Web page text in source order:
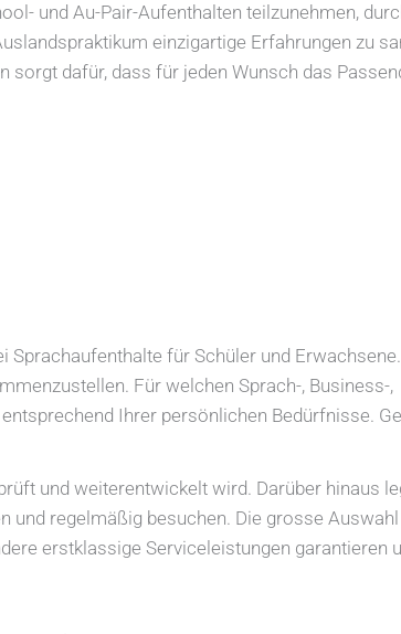
und Au-Pair-Aufenthalten teilzunehmen,
einzigartige Erfahrungen zu
dafür, dass für jeden Wunsch das
für Schüler und
Für welchen Sprach-, Business-,
Ihrer persönlichen Bedürfnisse.
und weiterentwickelt wird. Darüber hinaus
und regelmäßig besuchen. Die grosse Auswahl
erstklassige Serviceleistungen garantieren